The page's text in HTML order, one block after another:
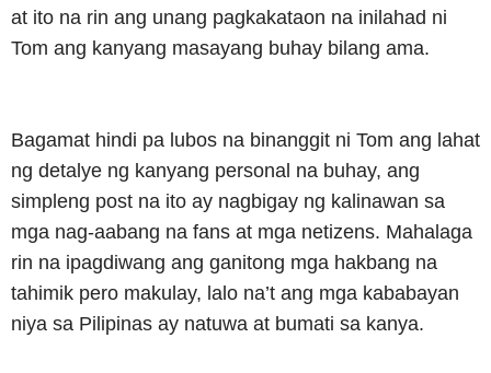
at ito na rin ang unang pagkakataon na inilahad ni
Tom ang kanyang masayang buhay bilang ama.
Bagamat hindi pa lubos na binanggit ni Tom ang lahat
ng detalye ng kanyang personal na buhay, ang
simpleng post na ito ay nagbigay ng kalinawan sa
mga nag-aabang na fans at mga netizens. Mahalaga
rin na ipagdiwang ang ganitong mga hakbang na
tahimik pero makulay, lalo na’t ang mga kababayan
niya sa Pilipinas ay natuwa at bumati sa kanya.